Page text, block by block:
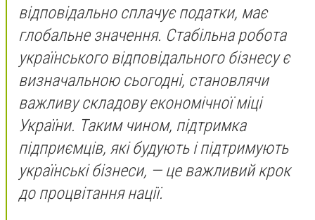
відповідально сплачує податки, має
глобальне значення. Стабільна робота
українського відповідального бізнесу є
визначальною сьогодні, становлячи
важливу складову економічної міці
України. Таким чином, підтримка
підприємців, які будують і підтримують
українські бізнеси, — це важливий крок
до процвітання нації.